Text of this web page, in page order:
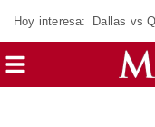
Hoy interesa: Dallas vs